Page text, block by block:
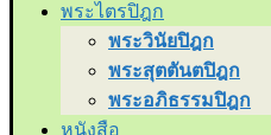
พระไตรปิฎก
พระวินัยปิฎก
พระสุตตันตปิฎก
พระอภิธรรมปิฎก
หนังสือ